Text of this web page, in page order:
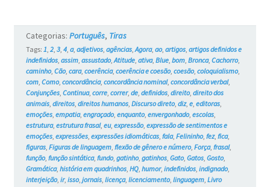
#728
Categorias: Português, Tiras
Tags: 1 2, 3, 4, a, adjetivos, agências, Agora, ao, artigos, artigos definidos e
indefinidos, assim, assustado, Atitude, ativa, Blue, bom, Bronca, Cachorro,
caminho, Cão, cara, coerência, coerência e coesão, coesão, coloquialismo,
com, Como, concordância, concordância nominal, concordância verbal,
Conjunções, Continua, corre, correr, de, definidos, direito, direito dos
animais, direitos, direitos humanos, Discurso direto, diz, e, editoras,
emoções, empatia, engraçado, enquanto, envergonhado, escolas,
estrutura, estrutura frasal, eu, expressão, expressão de sentimentos e
emoções, expressões, expressões idiomáticas, fala, Felininho, fez, fica,
figuras, Figuras de linguagem, flexão de gênero e número, Força, frasal,
função, função sintática, fundo, gatinho, gatinhos, Gato, Gatos, Gosto,
Gramática, história em quadrinhos, HQ, humor, indefinidos, indignado,
interjeição, ir, isso, jornais, licença, licenciamento, linguagem, Livro